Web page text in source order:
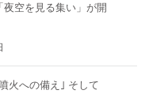
夜空を見る集い」が開
火への備え｣ そして